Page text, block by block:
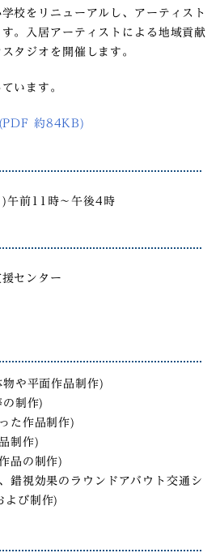
校をリニューアルし、アーティスト
。入居アーティストによる地域貢献
タジオを開催します。
います。
約84KB)
午前11時〜午後4時
センター
や平面作品制作)
制作)
た作品制作)
制作)
品の制作)
錯視効果のラウンドアバウト交通シ
よび制作)